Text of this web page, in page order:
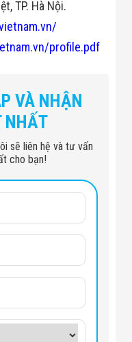
Đội
Dự Án Kho
Tin Công Nghệ
Tin Khuyến Mãi
Liên Hệ
TP. Hà Nội.
profile.pdf
VÀ NHẬN
NHẤT
sẽ liên hệ và tư vấn
cho bạn!